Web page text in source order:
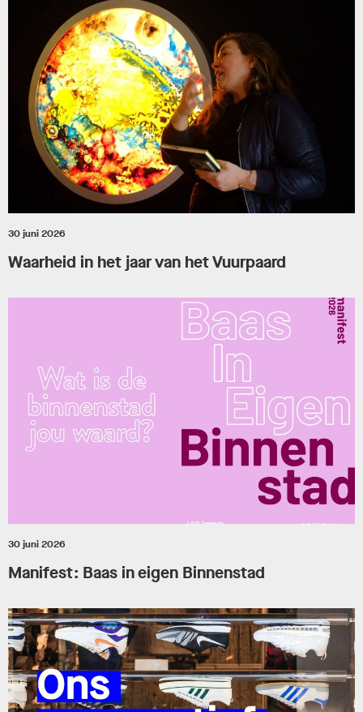
30 juni 2026
Waarheid in het jaar van het Vuurpaard
30 juni 2026
Manifest: Baas in eigen Binnenstad